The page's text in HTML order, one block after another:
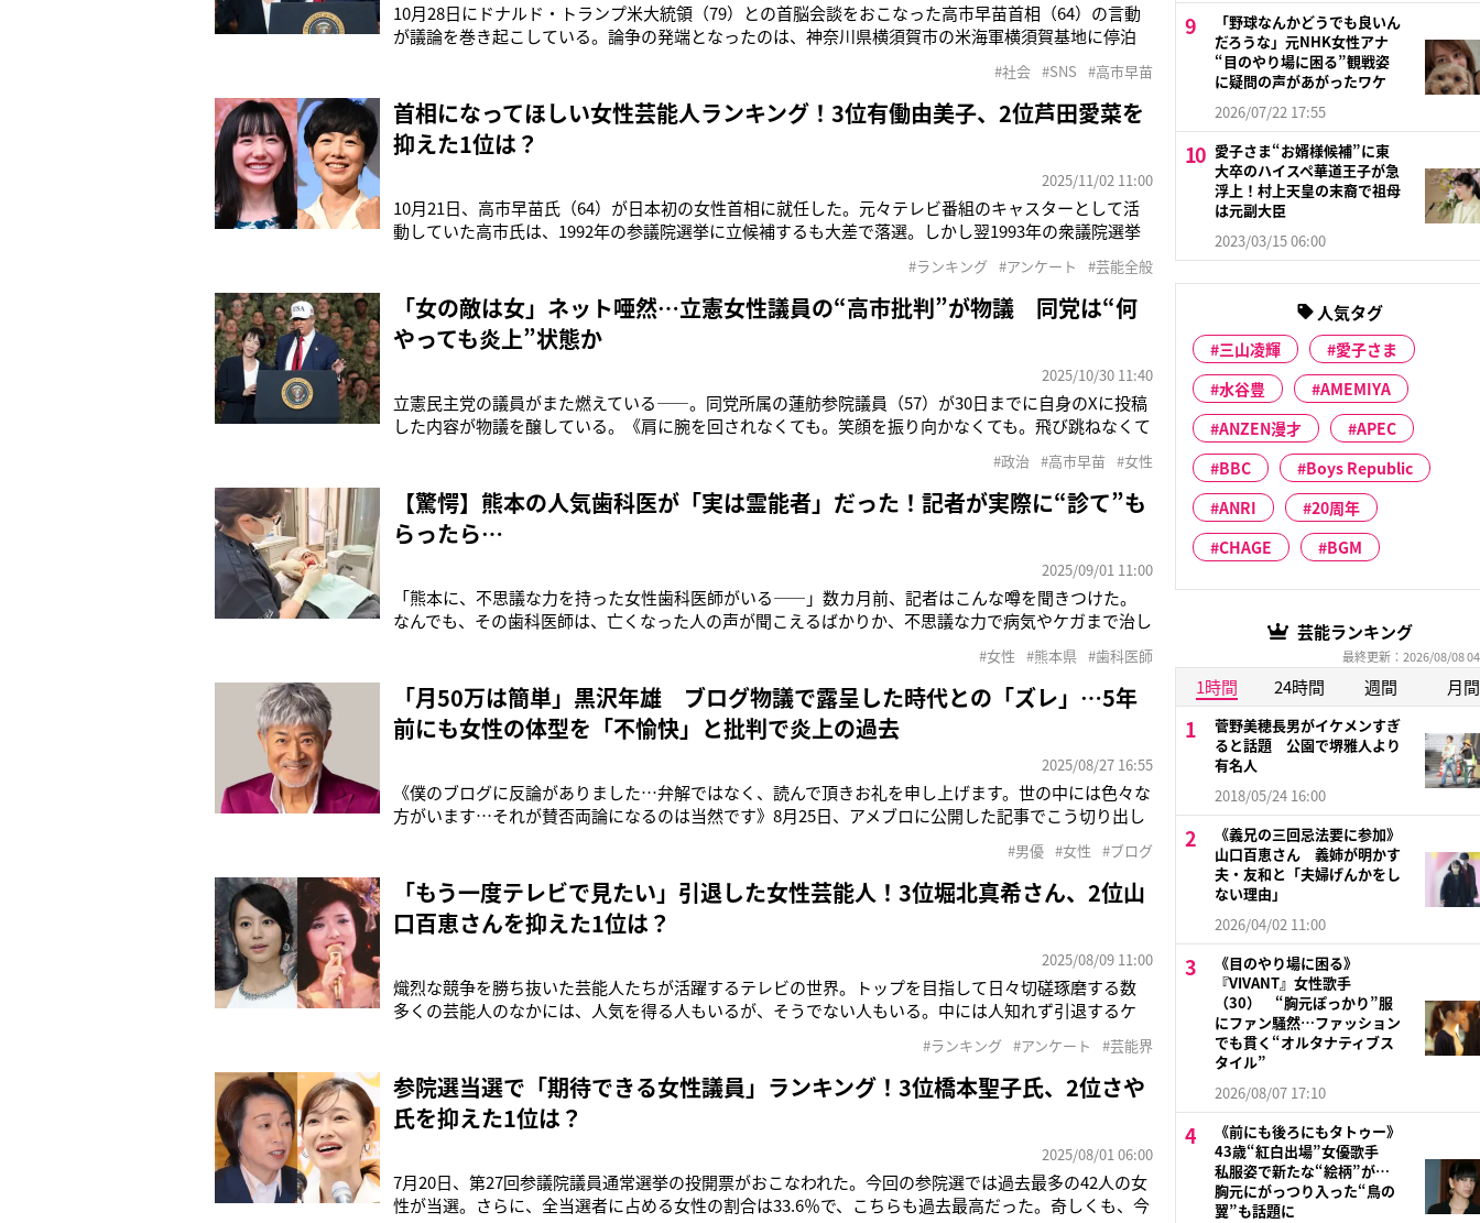
10月28日にドナルド・トランプ米大統領（79）との首脳会談をおこなった高市早苗首相（64）の言動
が議論を巻き起こしている。論争の発端となったのは、神奈川県横須賀市の米海軍横須賀基地に停泊
大統領は高市首相を壇上に呼び寄せ、「この女性は勝者だ」「日本で初めての女性の首相だ」などと
称賛し、肩を抱き寄せた。すると
#社会 #SNS #高市早苗
首相になってほしい女性芸能人ランキング！3位有働由美子、2位芦田愛菜を
抑えた1位は？
2025/11/02 11:00
10月21日、高市早苗氏（64）が日本初の女性首相に就任した。元々テレビ番組のキャスターとして活
動していた高市氏は、1992年の参議院選挙に立候補するも大差で落選。しかし翌1993年の衆議院選挙
いた経験のある政治家は少なくない。三原じゅん子（61）は『3年B組金八先生』（TBS系）で不良生
徒役を演じており、
#ランキング #アンケート #芸能全般
「女の敵は女」ネット唖然…立憲女性議員の“高市批判”が物議 同党は“何
やっても炎上”状態か
2025/10/30 11:40
立憲民主党の議員がまた燃えている――。同党所属の蓮舫参院議員（57）が30日までに自身のXに投稿
した内容が物議を醸している。《肩に腕を回されなくても。笑顔を振り向かなくても。飛び跳ねなくて
ではなく「信頼」で成り立つ政治を求めていきたいと思っています。》同投稿は、28日にトランプ大統
領と初の日米首脳会談を行っ
#政治 #高市早苗 #女性
【驚愕】熊本の人気歯科医が「実は霊能者」だった！記者が実際に“診て”も
らったら…
2025/09/01 11:00
「熊本に、不思議な力を持った女性歯科医師がいる――」数カ月前、記者はこんな噂を聞きつけた。
なんでも、その歯科医師は、亡くなった人の声が聞こえるばかりか、不思議な力で病気やケガまで治し
していた父親とは数年来、まともな会話もないまま、不意に逝かれてしまい、心残りがあったからだ。
休暇を使って熊本を訪ねると、噂の歯
#女性 #熊本県 #歯科医師
「月50万は簡単」黒沢年雄 ブログ物議で露呈した時代との「ズレ」…5年
前にも女性の体型を「不愉快」と批判で炎上の過去
2025/08/27 16:55
《僕のブログに反論がありました…弁解ではなく、読んで頂きお礼を申し上げます。世の中には色々な
方がいます…それが賛否両論になるのは当然です》8月25日、アメブロに公開した記事でこう切り出し
記を書き綴っている黒沢だが、21日に公開していた記事が大きな波紋を呼んでいた。問題となっている
のは、21日に黒沢が公開し
#男優 #女性 #ブログ
「もう一度テレビで見たい」引退した女性芸能人！3位堀北真希さん、2位山
口百恵さんを抑えた1位は？
2025/08/09 11:00
熾烈な競争を勝ち抜いた芸能人たちが活躍するテレビの世界。トップを目指して日々切磋琢磨する数
多くの芸能人のなかには、人気を得る人もいるが、そうでない人もいる。中には人知れず引退するケ
し、世間に大きな衝撃を与えたケースもあった。そこで本誌はWEBアンケートツール「Freeasy」に
て、20～60代の男女500人を
#ランキング #アンケート #芸能界
参院選当選で「期待できる女性議員」ランキング！3位橋本聖子氏、2位さや
氏を抑えた1位は？
2025/08/01 06:00
7月20日、第27回参議院議員通常選挙の投開票がおこなわれた。今回の参院選では過去最多の42人の女
性が当選。さらに、全当選者に占める女性の割合は33.6％で、こちらも過去最高だった。奇しくも、今
「野球なんかどうでも良いん
だろうな」元NHK女性アナ
“目のやり場に困る”観戦姿
に疑問の声があがったワケ
2026/07/22 17:55
愛子さま“お婿様候補”に東
大卒のハイスペ華道王子が急
浮上！村上天皇の末裔で祖母
は元副大臣
2023/03/15 06:00
人気タグ
三山凌輝
愛子さま
水谷豊
AMEMIYA
ANZEN漫才
APEC
BBC
Boys Republic
ANRI
20周年
CHAGE
BGM
芸能ランキング
最終更新：2026/08/08
1時間 24時間 週間 月間
菅野美穂長男がイケメンすぎ
ると話題 公園で堺雅人より
有名人
2018/05/24 16:00
《義兄の三回忌法要に参加》
山口百恵さん 義姉が明かす
夫・友和と「夫婦げんかをし
ない理由」
2026/04/02 11:00
《目のやり場に困る》
『VIVANT』女性歌手
（30） “胸元ぽっかり”服
にファン騒然…ファッション
でも貫く“オルタナティブス
タイル”
2026/08/07 17:10
《前にも後ろにもタトゥー》
43歳“紅白出場”女優歌手
私服姿で新たな“絵柄”が…
胸元にがっつり入った“鳥の
翼”も話題に